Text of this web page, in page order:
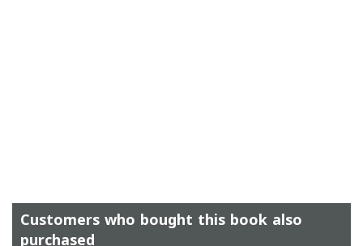
Customers who bought this book also
purchased